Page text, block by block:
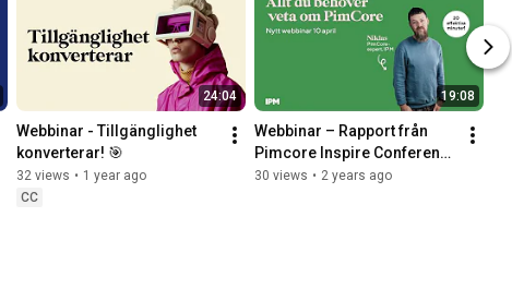
24:04
Webbinar - Tillgänglighet
konverterar! 🎯
32 views • 1 year ago
CC
19:08
Webbinar – Rapport från
Pimcore Inspire Conference
2024 🚀💻🔮
30 views • 2 years ago